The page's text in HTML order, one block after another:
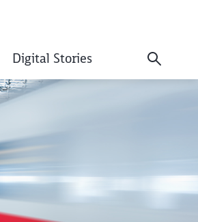
Digital Stories